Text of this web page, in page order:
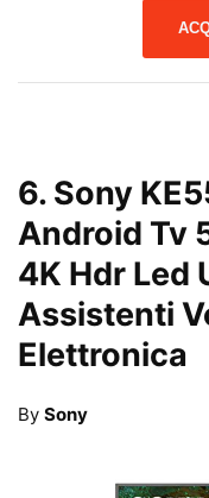
6. Sony
Android Tv
4K Hdr Led
Assistenti
Elettronica
By Sony